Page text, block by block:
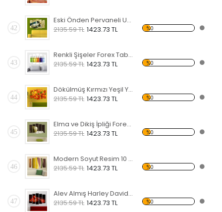
42
Eski Önden Pervaneli Uçak Forex Tablo
2135.59 TL 1423.73 TL %0
43
Renkli Şişeler Forex Tablo
2135.59 TL 1423.73 TL %0
44
Dökülmüş Kırmızı Yeşil Yapraklar Forex Tablo
2135.59 TL 1423.73 TL %0
45
Elma ve Dikiş İpliği Forex Tablo
2135.59 TL 1423.73 TL %0
46
Modern Soyut Resim 10 Forex Tablo
2135.59 TL 1423.73 TL %0
47
Alev Almış Harley Davidson Forex Tablo
2135.59 TL 1423.73 TL %0